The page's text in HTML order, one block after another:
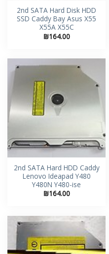
2nd SATA Hard Disk HDD
SSD Caddy Bay Asus X55
X55A X55C
₪164.00
2nd SATA Hard HDD Caddy
Lenovo Ideapad Y480
Y480N Y480-ise
₪164.00